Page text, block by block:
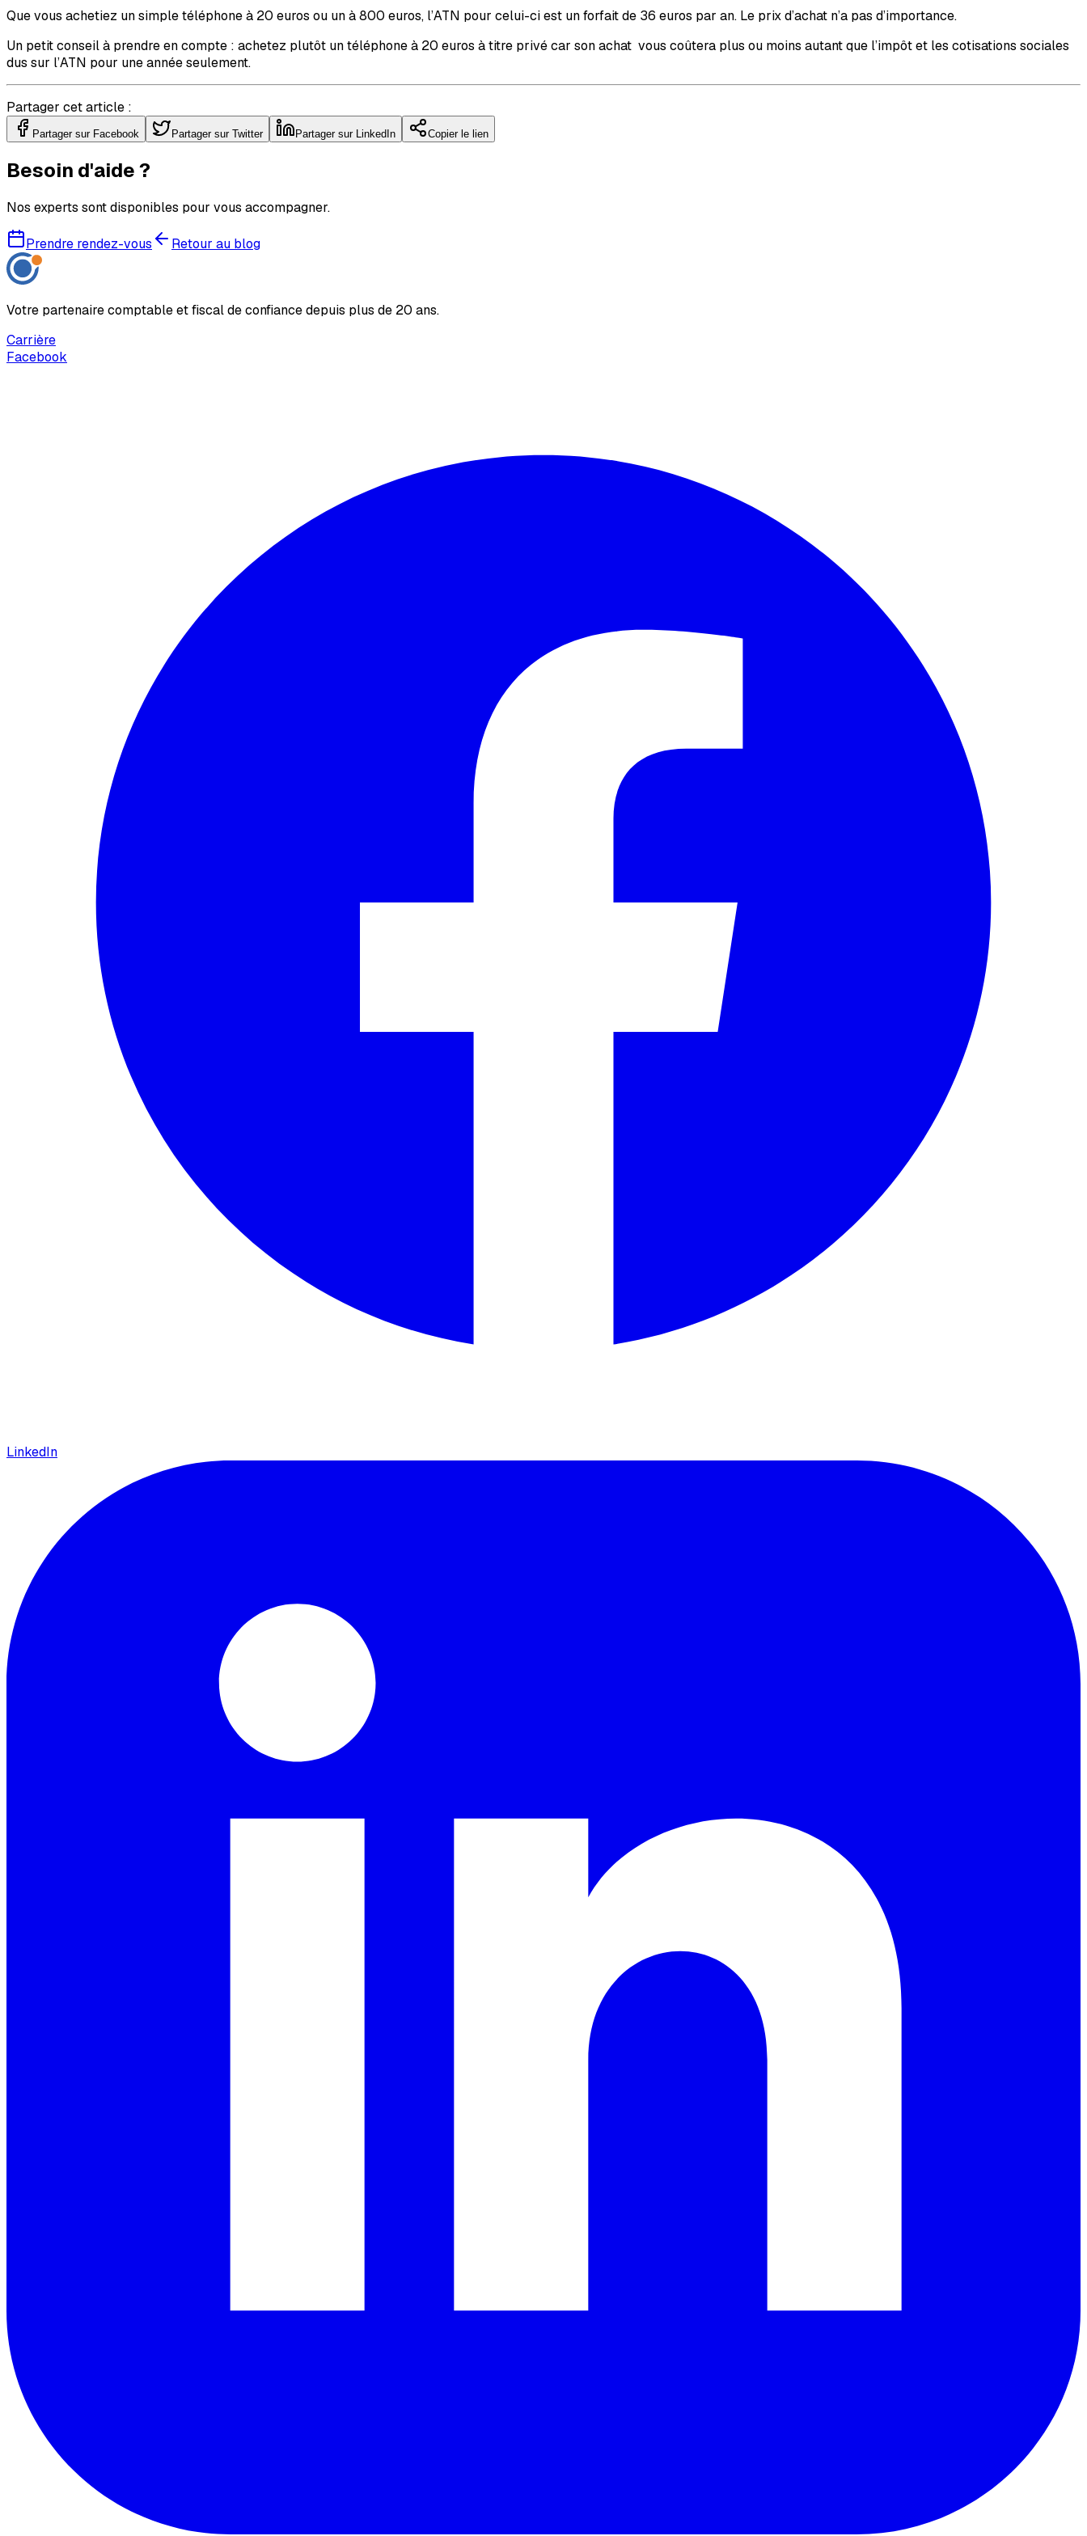
Que vous achetiez un simple téléphone à 20 euros ou un à 800 euros, l’ATN pour celui-ci est un forfait de 36 euros par an. Le prix d’achat n’a pas d’importance.
Un petit conseil à prendre en compte : achetez plutôt un téléphone à 20 euros à titre privé car son achat vous coûtera plus ou moins autant que l’impôt et les cotisations sociales
dus sur l’ATN pour une année seulement.
Partager cet article :
Partager sur Facebook Partager sur Twitter Partager sur LinkedIn Copier le lien
Besoin d'aide ?
Nos experts sont disponibles pour vous accompagner.
Prendre rendez-vous Retour au blog
Votre partenaire comptable et fiscal de confiance depuis plus de 20 ans.
Carrière
Facebook
LinkedIn